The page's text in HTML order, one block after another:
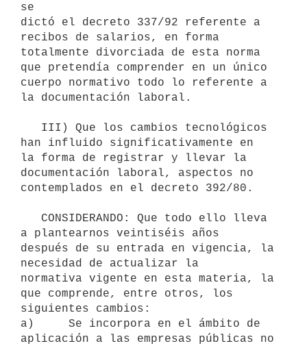
se
dictó el decreto 337/92 referente a
recibos de salarios, en forma
totalmente divorciada de esta norma
que pretendía comprender en un único
cuerpo normativo todo lo referente a
la documentación laboral.
han influido significativamente en
la forma de registrar y llevar la
documentación laboral, aspectos no
contemplados en el decreto 392/80.
a plantearnos veintiséis años
después de su entrada en vigencia, la
necesidad de actualizar la
normativa vigente en esta materia, la
que comprende, entre otros, los
siguientes cambios:
a)     Se incorpora en el ámbito de
aplicación a las empresas públicas no